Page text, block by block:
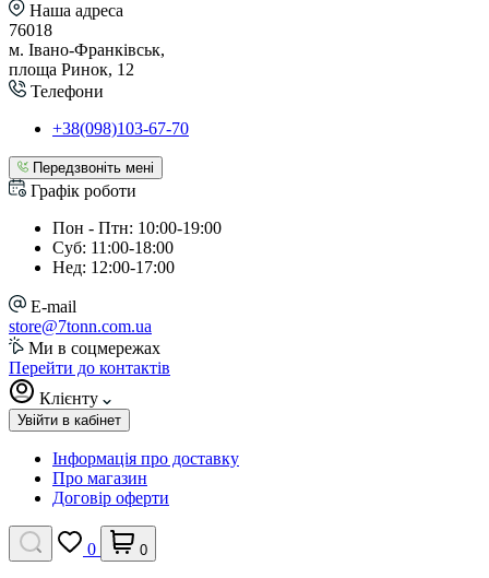
Наша адреса
76018
м. Івано-Франківськ,
площа Ринок, 12
Телефони
+38(098)103-67-70
Передзвоніть мені
Графік роботи
Пон - Птн: 10:00-19:00
Суб: 11:00-18:00
Нед: 12:00-17:00
E-mail
store@7tonn.com.ua
Ми в соцмережах
Перейти до контактів
Клієнту
Увійти в кабінет
Інформація про доставку
Про магазин
Договір оферти
0 0